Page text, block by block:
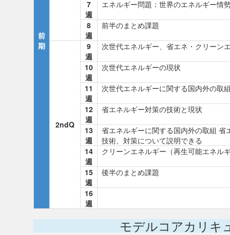
前
期
7
週
エネルギー問題：世界のエネルギー情
8
週
前半のまとめ課題
2ndQ
9
週
次世代エネルギー、省エネ・クリーン
10
週
次世代エネルギーの現状
11
週
次世代エネルギーに関する国内外の取
12
週
省エネルギー対策の技術と現状
13
週
省エネルギーに関する国内外の取組 省
技術、対策について説明できる
14
週
クリーンエネルギー（再生可能エネル
15
週
後半のまとめ課題
16
週
モデルコアカリキ